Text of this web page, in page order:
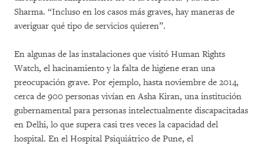
Sharma. “Incluso en los casos más graves, hay maneras de
averiguar qué tipo de servicios quieren”.
En algunas de las instalaciones que visitó Human Rights
Watch, el hacinamiento y la falta de higiene eran una
preocupación grave. Por ejemplo, hasta noviembre de 2014,
cerca de 900 personas vivían en Asha Kiran, una institución
gubernamental para personas intelectualmente discapacitadas
en Delhi, lo que supera casi tres veces la capacidad del
hospital. En el Hospital Psiquiátrico de Pune, el